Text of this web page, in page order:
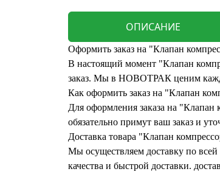
ОПИСАНИЕ
Оформить заказ на "Клапан
В настоящий момент "Клапан
заказ. Мы в НОВОТРАК ценим
Как оформить заказ на "Клапан
Для оформления заказа на
обязательно примут ваш заказ и
Доставка товара "Клапан
Мы осуществляем доставку по
качества и быстрой доставки.